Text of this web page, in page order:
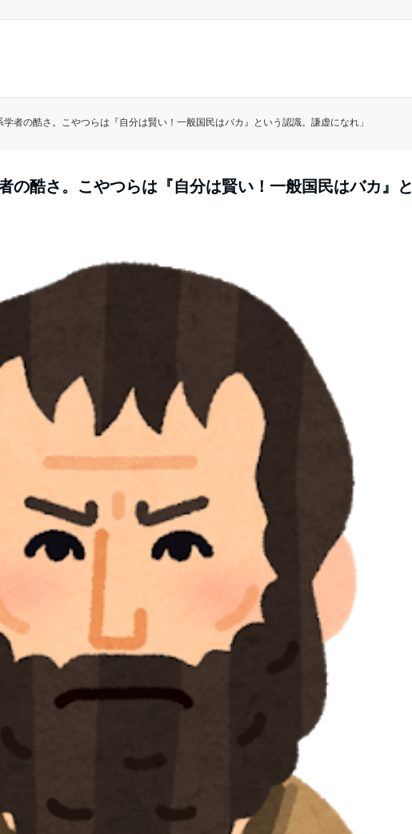
者の酷さ。こやつらは『自分は賢い！一般国民はバカ』という認識。謙虚になれ」
の酷さ。こやつらは『自分は賢い！一般国民はバカ』と